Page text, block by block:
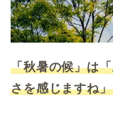
「秋暑の候」は
さを感じますね